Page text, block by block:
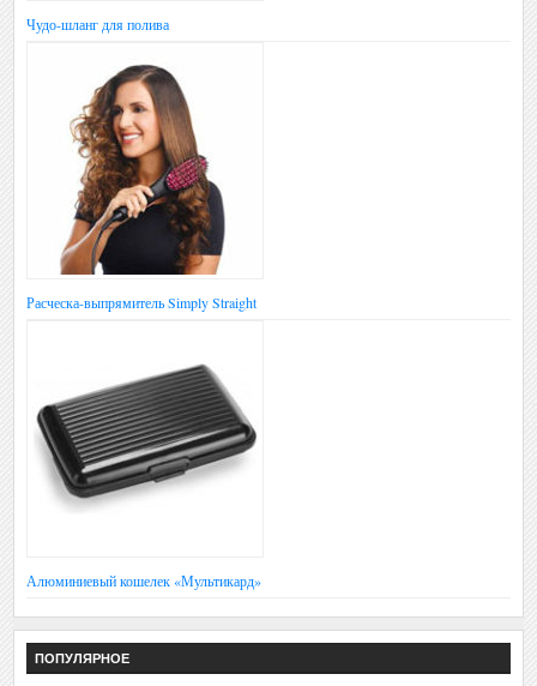
Чудо-шланг для полива
Расческа-выпрямитель Simply Straight
Алюминиевый кошелек «Мультикард»
ПОПУЛЯРНОЕ